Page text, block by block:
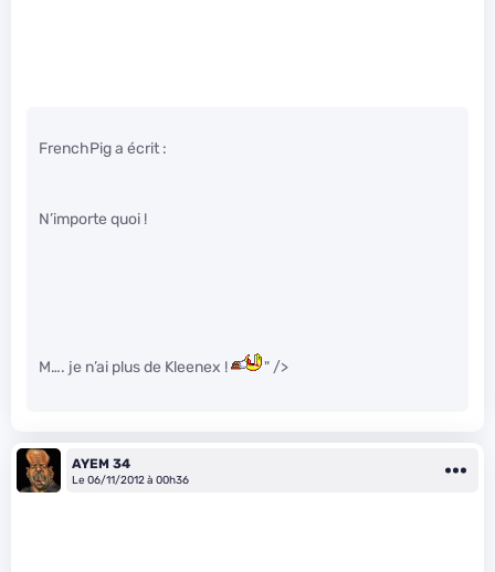
FrenchPig a écrit :
N’importe quoi !
M…. je n’ai plus de Kleenex ! " />
AYEM 34
Le 06/11/2012 à 00h36